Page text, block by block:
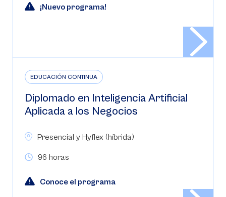
¡Nuevo programa!
EDUCACIÓN CONTINUA
Diplomado en Inteligencia Artificial
Aplicada a los Negocios
Presencial y Hyflex (híbrida)
96 horas
Conoce el programa